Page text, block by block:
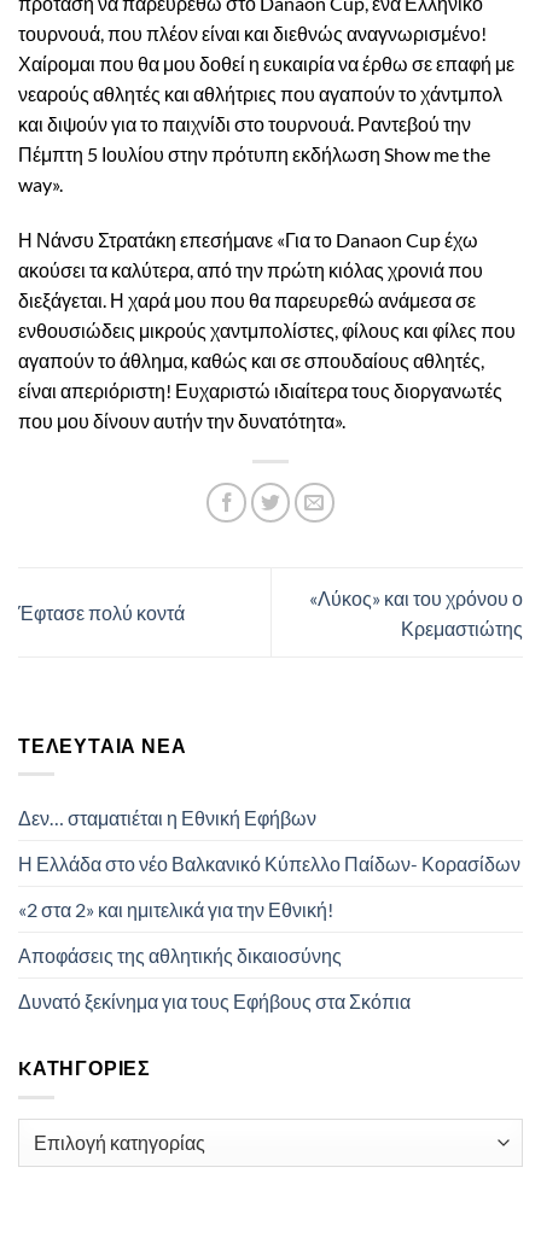
τουρνουά, που πλέον είναι και διεθνώς αναγνωρισμένο!
Χαίρομαι που θα μου δοθεί η ευκαιρία να έρθω σε επαφή με
νεαρούς αθλητές και αθλήτριες που αγαπούν το χάντμπολ
και διψούν για το παιχνίδι στο τουρνουά. Ραντεβού την
Πέμπτη 5 Ιουλίου στην πρότυπη εκδήλωση Show me the
way».
Η Νάνσυ Στρατάκη επεσήμανε «Για το Danaon Cup έχω
ακούσει τα καλύτερα, από την πρώτη κιόλας χρονιά που
διεξάγεται. Η χαρά μου που θα παρευρεθώ ανάμεσα σε
ενθουσιώδεις μικρούς χαντμπολίστες, φίλους και φίλες που
αγαπούν το άθλημα, καθώς και σε σπουδαίους αθλητές,
είναι απεριόριστη! Ευχαριστώ ιδιαίτερα τους διοργανωτές
που μου δίνουν αυτήν την δυνατότητα».
Έφτασε πολύ κοντά
«Λύκος» και του χρόνου ο
Κρεμαστιώτης
ΤΕΛΕΥΤΑΊΑ ΝΈΑ
Δεν… σταματιέται η Εθνική Εφήβων
Η Ελλάδα στο νέο Βαλκανικό Κύπελλο Παίδων- Κορασίδων
«2 στα 2» και ημιτελικά για την Εθνική!
Αποφάσεις της αθλητικής δικαιοσύνης
Δυνατό ξεκίνημα για τους Εφήβους στα Σκόπια
KΑΤΗΓΟΡΊΕΣ
Kατηγορίες